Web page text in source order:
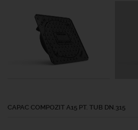
CAPAC COMPOZIT A15 PT. TUB DN.315